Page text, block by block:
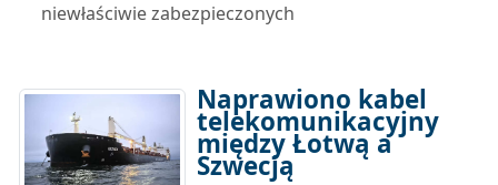
niewłaściwie zabezpieczonych
Naprawiono kabel
telekomunikacyjny
między Łotwą a
Szwecją